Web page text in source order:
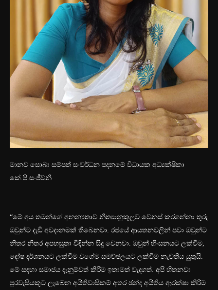
මානව සොබා සම්පත් සංවර්ධන පදනමේ විධායක අධ්‍යක්ෂිකා
කේ.පී.සංජීවනී
“මේ අය තමන්ගේ අනන්‍යතාව නීත්‍යානුකූලව වෙනස් කරගන්නා තුරු
ඔවුන්ට දැඩි අවදානමක් තිබෙනවා. රජයේ ආයතනවලින් පවා ඔවුන්ට
නිතර නිතර අපහසුතා විඳින්න සිදු වෙනවා. ඔවුන් හිංසනයට ලක්වීම,
දෝෂ දර්ශනයට ලක්වීම වගේම සමච්ඡලයට ලක්වීම නැවතිය යුතුයි.
මේ සඳහා සමාජය දැනුම්වත් කිරීම ඉතාමත් වැදගත්. අපි හිතනවා
පුරවැසියකුට ලැබෙන අයිතිවාසිකම් අතර ඡන්ද අයිතිය ආරක්ෂා කිරීම